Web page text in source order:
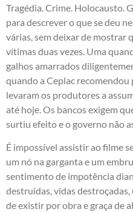
Tragédia. Crime. Holocausto.
para descrever o que se deu
várias, sem deixar de mostrar
vítimas duas vezes. Uma
galhos amarrados
quando a Ceplac
levaram os produtores a
até hoje. Os bancos exigem
surtiu efeito e o governo não
É impossível assistir ao filme
um nó na garganta e um
sentimento de impotência
destruídas, vidas
de existir por obra e graça de